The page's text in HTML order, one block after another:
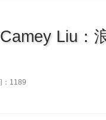
Liu：
1189